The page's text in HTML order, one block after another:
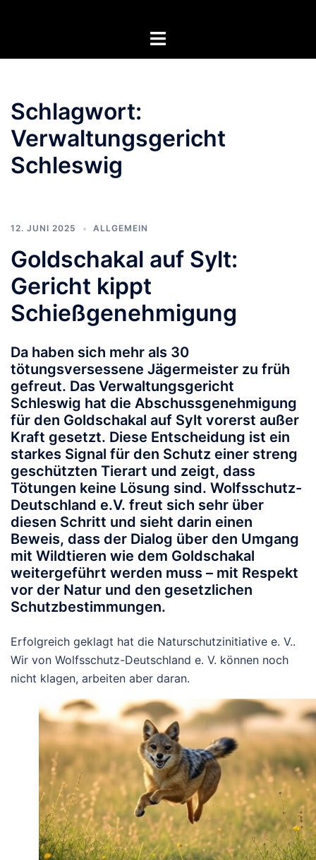
Menü
Schlagwort:
Verwaltungsgericht
Schleswig
12. JUNI 2025 ALLGEMEIN
Goldschakal auf Sylt:
Gericht kippt
Schießgenehmigung
Da haben sich mehr als 30
tötungsversessene Jägermeister zu früh
gefreut. Das Verwaltungsgericht
Schleswig hat die Abschussgenehmigung
für den Goldschakal auf Sylt vorerst außer
Kraft gesetzt. Diese Entscheidung ist ein
starkes Signal für den Schutz einer streng
geschützten Tierart und zeigt, dass
Tötungen keine Lösung sind. Wolfsschutz-
Deutschland e.V. freut sich sehr über
diesen Schritt und sieht darin einen
Beweis, dass der Dialog über den Umgang
mit Wildtieren wie dem Goldschakal
weitergeführt werden muss – mit Respekt
vor der Natur und den gesetzlichen
Schutzbestimmungen.
Erfolgreich geklagt hat die Naturschutzinitiative e. V..
Wir von Wolfsschutz-Deutschland e. V. können noch
nicht klagen, arbeiten aber daran.